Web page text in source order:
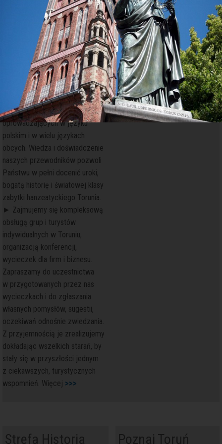
pod opieką naszych
doświadczonych
i profesjonalnych przewodników.
► Jesteśmy rejestrowanym
organizatorem turystycznym -
grupą zrzeszającą
wykwalifikowanych
i kompetentnych przewodników
po Toruniu i okolicach
oprowadzających w języku
polskim i w wielu językach
obcych. Wiedza i doświadczenie
naszych przewodników pozwoli
Państwu w pełni docenić uroki,
bogatą historię i światowej klasy
zabytki hanzeatyckiego Torunia.
► Zajmujemy się kompleksową
obsługą grup i turystów
indywidualnych w Toruniu,
organizacją konferencji,
wycieczek dla firm i biznesu.
Zapraszamy do uczestnictwa
w przygotowanych przez nas
wycieczkach i do zgłaszania
własnych pomysłów, sugestii,
oczekiwań odnośnie zwiedzania.
Z przyjemnością je zrealizujemy
dokładając wszelkich starań, by
stały się w przyszłości jednym
z ciekawszych, turystycznych
wspomnień. Więcej >>>
Strefa Historia Poznaj Toruń